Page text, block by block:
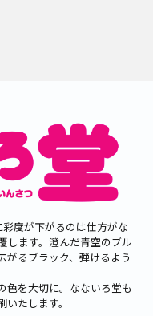
彩度が下がるのは仕方がな
します。澄んだ青空のブル
がるブラック、弾けるよう
色を大切に。なないろ堂も
たします。